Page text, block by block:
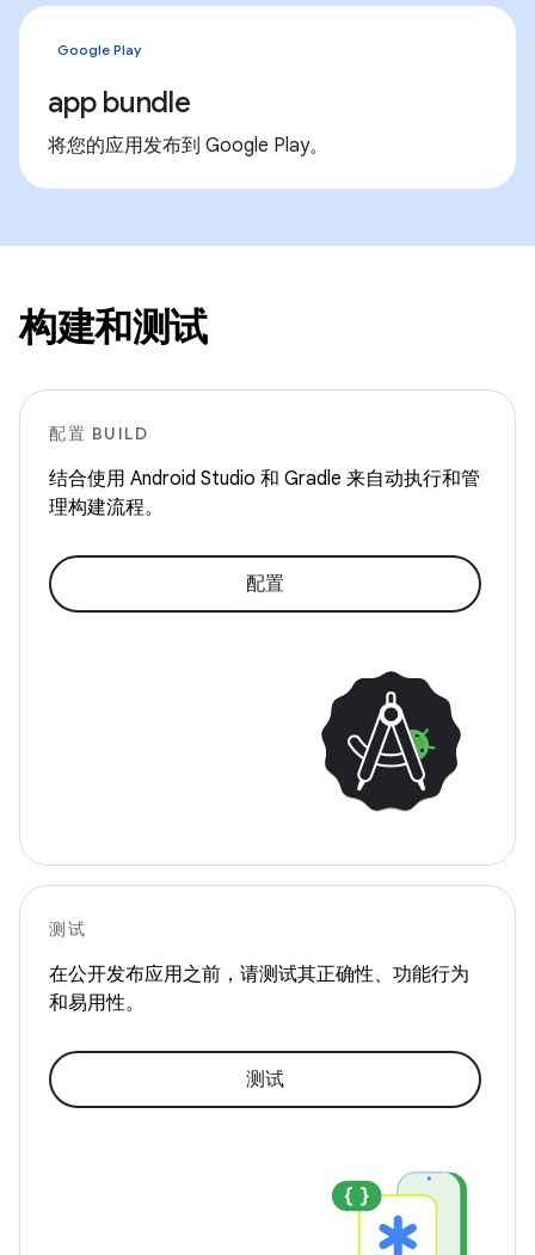
Google Play
app bundle
将您的应用发布到 Google Play。
构建和测试
配置 BUILD
结合使用 Android Studio 和 Gradle 来自动执行和管
理构建流程。
配置
测试
在公开发布应用之前，请测试其正确性、功能行为
和易用性。
测试